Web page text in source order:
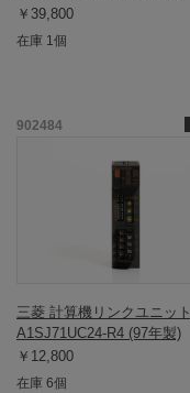
￥39,800
在庫 1個
902484
三菱 計算機リンクユニット
A1SJ71UC24-R4 (97年製)
￥12,800
在庫 6個